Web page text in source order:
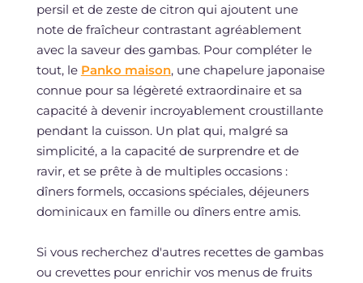
persil et de zeste de citron qui ajoutent une
note de fraîcheur contrastant agréablement
avec la saveur des gambas. Pour compléter le
tout, le Panko maison, une chapelure japonaise
connue pour sa légèreté extraordinaire et sa
capacité à devenir incroyablement croustillante
pendant la cuisson. Un plat qui, malgré sa
simplicité, a la capacité de surprendre et de
ravir, et se prête à de multiples occasions :
dîners formels, occasions spéciales, déjeuners
dominicaux en famille ou dîners entre amis.
Si vous recherchez d'autres recettes de gambas
ou crevettes pour enrichir vos menus de fruits